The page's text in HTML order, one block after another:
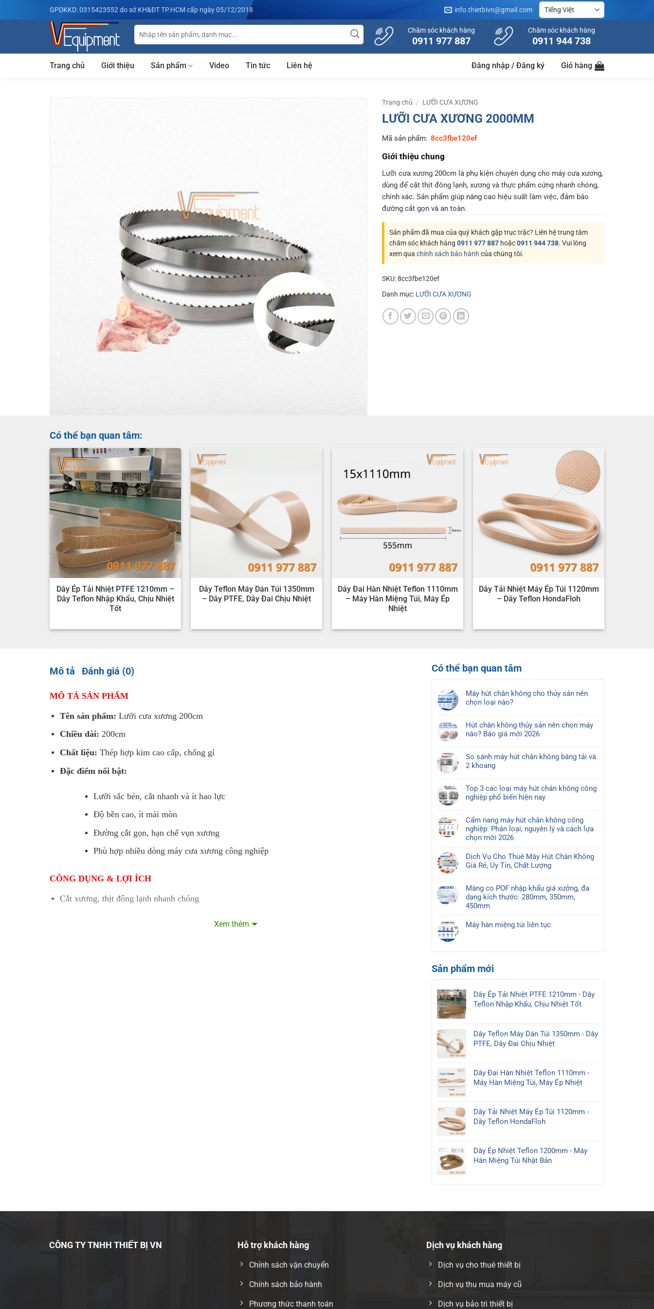
qua
GPDKKD: 0315423552 do sở KH&ĐT TP.HCM cấp ngày 05/12/2018 info.thietbivn@gmail.com
Tìm
kiếm:
Chăm sóc khách hàng
0911 977 887
Chăm sóc khách hàng
0911 944 738
Trang chủ Giới thiệu Sản phẩm Video Tin tức Liên hệ Đăng nhập / Đăng ký Giỏ hàng
Trang chủ / LƯỠI CƯA XƯƠNG
LƯỠI CƯA XƯƠNG 2000MM
Mã sản phẩm: 8cc3fbe120ef
Giới thiệu chung
Lưỡi cưa xương 200cm là phụ kiện chuyên dụng cho máy cưa xương,
dùng để cắt thịt đông lạnh, xương và thực phẩm cứng nhanh chóng,
chính xác. Sản phẩm giúp nâng cao hiệu suất làm việc, đảm bảo
đường cắt gọn và an toàn.
Sản phẩm đã mua của quý khách gặp trục trặc? Liên hệ trung tâm
chăm sóc khách hàng 0911 977 887hoặc0911 944 738. Vui lòng
xem qua chính sách bảo hành của chúng tôi.
SKU:8cc3fbe120ef
Danh mục: LƯỠI CƯA XƯƠNG
Có thể bạn quan tâm:
Dây Ép Tải Nhiệt PTFE 1210mm –
Dây Teflon Nhập Khẩu, Chịu Nhiệt
Tốt
Dây Teflon Máy Dán Túi 1350mm
– Dây PTFE, Dây Đai Chịu Nhiệt
Dây Đai Hàn Nhiệt Teflon 1110mm
– Máy Hàn Miệng Túi, Máy Ép
Nhiệt
Dây Tải Nhiệt Máy Ép Túi 1120mm
– Dây Teflon HondaFloh
Mô tả Đánh giá (0)
MÔ TẢ SẢN PHẨM
Tên sản phẩm: Lưỡi cưa xương 200cm
Chiều dài: 200cm
Chất liệu: Thép hợp kim cao cấp, chống gỉ
Đặc điểm nổi bật:
Lưỡi sắc bén, cắt nhanh và ít hao lực
Độ bền cao, ít mài mòn
Đường cắt gọn, hạn chế vụn xương
Phù hợp nhiều dòng máy cưa xương công nghiệp
CÔNG DỤNG & LỢI ÍCH
Cắt xương, thịt đông lạnh nhanh chóng
Cơ sở chế biến thực phẩm
cắt nhanh – gọn – bền , nâng cao hiệu quả làm việc
Xem thêm
Có thể bạn quan tâm
Máy hút chân không cho thủy sản nên
chọn loại nào?
bình
luận
Máy
hút
cho
thủy
nên
chọn
loại
nào?
Hút chân không thủy sản nên chọn máy
nào? Báo giá mới 2026
bình
luận
Hút
chân
không
sản
nên
chọn
nào?
Báo
2026
So sánh máy hút chân không băng tải và
2 khoang
bình
luận
So
sánh
máy
hút
chân
không
băng
và
2
khoang
Top 3 các loại máy hút chân không công
nghiệp phổ biến hiện nay
có
bình
luận
ở
3
các
máy
hút
chân
không
nghiệp
nay
Cẩm nang máy hút chân không công
nghiệp: Phân loại, nguyên lý và cách lựa
chọn mới 2026
có
bình
Cẩm
nang
máy
chân
loại,
và
cách
lựa
chọn
mới
2026
Dịch Vụ Cho Thuê Máy Hút Chân Không
Giá Rẻ, Uy Tín, Chất Lượng
bình
luận
ở
Vụ
Chân
Rẻ,
Uy
Tín,
Lượng
Màng co POF nhập khẩu giá xưởng, đa
dạng kích thước: 280mm, 350mm,
450mm
có
bình
co
POF
khẩu
giá
xưởng,
đa
kích
thước:
280mm,
450mm
Máy hàn miệng túi liên tục
ở
miệng
túi
liên
tục
Sản phẩm mới
Dây Ép Tải Nhiệt PTFE 1210mm - Dây
Teflon Nhập Khẩu, Chịu Nhiệt Tốt
Dây Teflon Máy Dán Túi 1350mm - Dây
PTFE, Dây Đai Chịu Nhiệt
Dây Đai Hàn Nhiệt Teflon 1110mm -
Máy Hàn Miệng Túi, Máy Ép Nhiệt
Dây Tải Nhiệt Máy Ép Túi 1120mm -
Dây Teflon HondaFloh
Dây Ép Nhiệt Teflon 1200mm - Máy
Hàn Miệng Túi Nhật Bản
CÔNG TY TNHH THIẾT BỊ VN Hỗ trợ khách hàng
Chính sách vận chuyển
Chính sách bảo hành
Phương thức thanh toán
Dịch vụ khách hàng
Dịch vụ cho thuê thiết bị
Dịch vụ thu mua máy cũ
Dịch vụ bảo trì thiết bị